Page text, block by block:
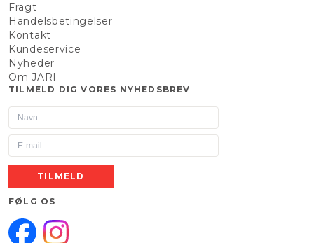
Fragt
Handelsbetingelser
Kontakt
Kundeservice
Nyheder
Om JARI
TILMELD DIG VORES NYHEDSBREV
TILMELD
FØLG OS